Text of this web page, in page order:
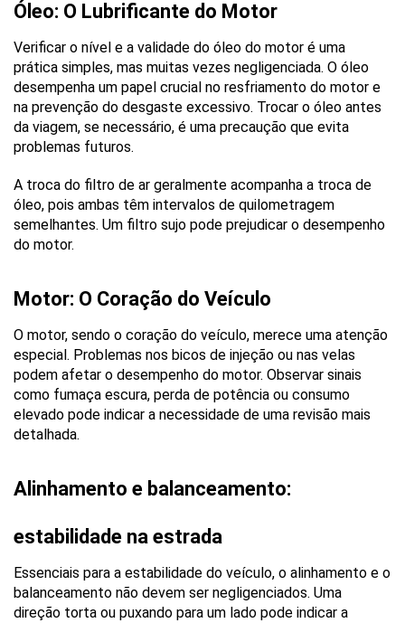
Óleo: O Lubrificante do Motor
Verificar o nível e a validade do óleo do motor é uma
prática simples, mas muitas vezes negligenciada. O óleo
desempenha um papel crucial no resfriamento do motor e
na prevenção do desgaste excessivo. Trocar o óleo antes
da viagem, se necessário, é uma precaução que evita
problemas futuros.
A troca do filtro de ar geralmente acompanha a troca de
óleo, pois ambas têm intervalos de quilometragem
semelhantes. Um filtro sujo pode prejudicar o desempenho
do motor.
Motor: O Coração do Veículo
O motor, sendo o coração do veículo, merece uma atenção
especial. Problemas nos bicos de injeção ou nas velas
podem afetar o desempenho do motor. Observar sinais
como fumaça escura, perda de potência ou consumo
elevado pode indicar a necessidade de uma revisão mais
detalhada.
Alinhamento e balanceamento:
estabilidade na estrada
Essenciais para a estabilidade do veículo, o alinhamento e o
balanceamento não devem ser negligenciados. Uma
direção torta ou puxando para um lado pode indicar a